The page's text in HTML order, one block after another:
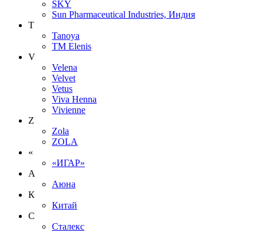
SKY
Sun Pharmaceutical Industries, Индия
T
Tanoya
TM Elenis
V
Velena
Velvet
Vetus
Viva Henna
Vivienne
Z
Zola
ZOLA
«
«ИГАР»
А
Аюна
К
Китай
С
Сталекс